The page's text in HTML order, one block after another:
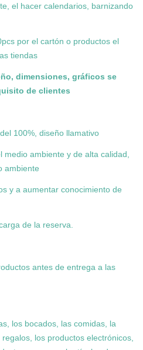
el hacer calendarios, barnizando
por el cartón o productos el
tiendas
dimensiones, gráficos se
de clientes
100%, diseño llamativo
ambiente y de alta calidad,
ambiente
y a aumentar conocimiento de
de la reserva.
antes de entrega a las
los bocados, las comidas, la
los productos electrónicos,